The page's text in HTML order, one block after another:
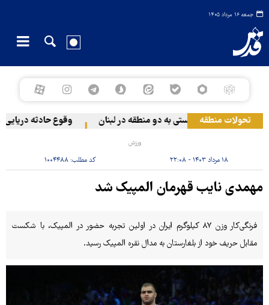
جمعه ۱۶ مرداد ۱۴۰۵
تحولات منطقه
حمله رژیم صهیونیستی به دو منطقه در لبنان وقوع حادثه دریایی
ورزش
۱۸ مرداد ۱۴۰۳ - ۲۲:۰۸ کد مطلب: ۱۰۰۴۴۸۸
مهمدی نایب قهرمان المپیک شد
فرنگی‌کار وزن ۸۷ کیلوگرم ایران در اولین تجربه حضور در المپیک، با شکست
مقابل حریف خود از بلغارستان به مدال نقره المپیک رسید.